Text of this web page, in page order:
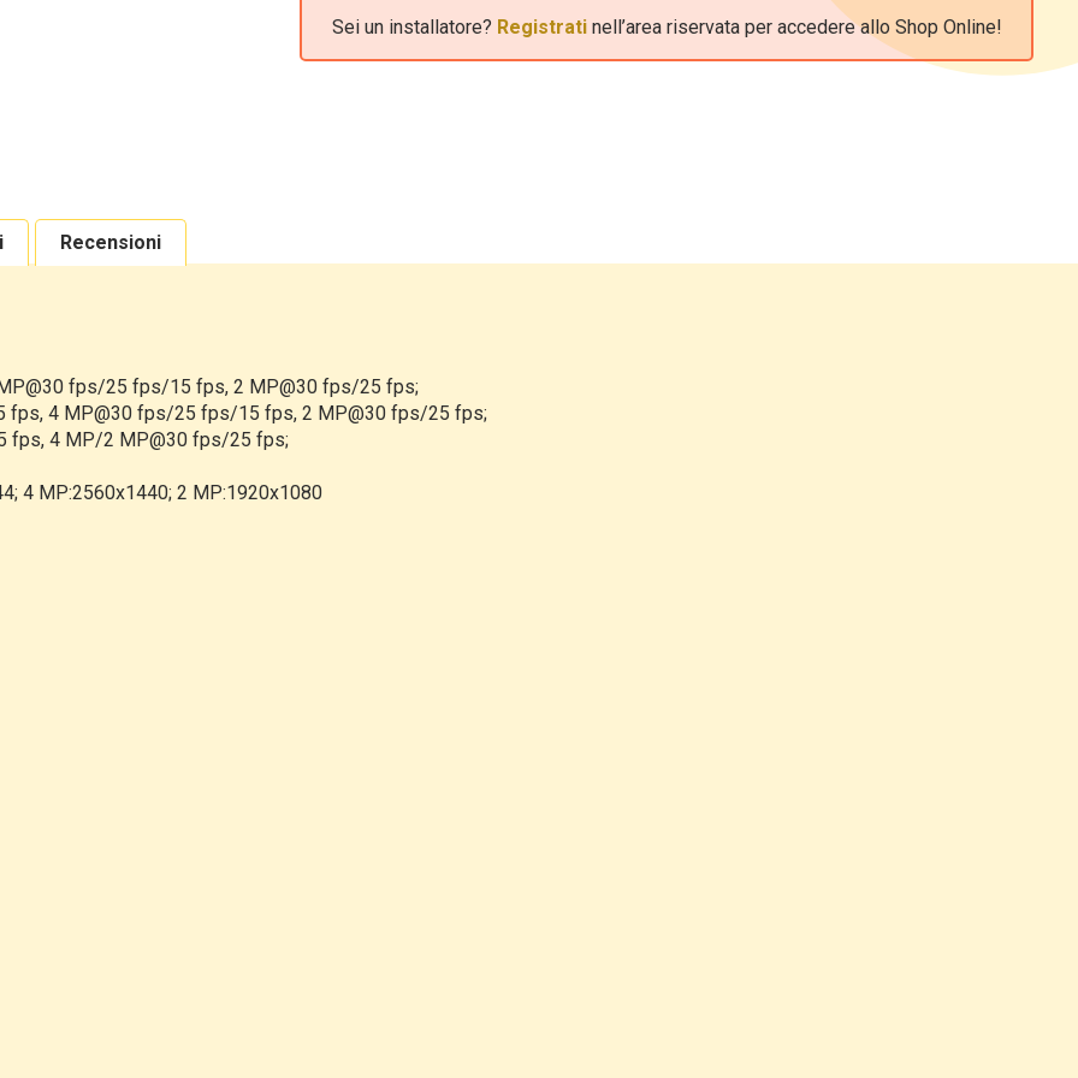
Sei un installatore? Registratinell’area riservata per accedere allo Shop Online!
Recensioni
fps/25 fps/15 fps, 2 MP@30 fps/25 fps;
fps, 4 MP@30 fps/25 fps/15 fps, 2 MP@30 fps/25 fps;
fps, 4 MP/2 MP@30 fps/25 fps;
4 MP:2560x1440; 2 MP:1920x1080